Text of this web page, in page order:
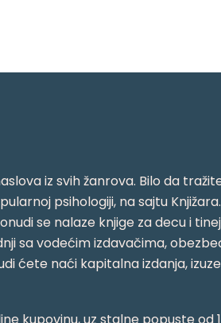
iz svih žanrova. Bilo da
psihologiji, na sajtu
se nalaze knjige za decu i
sa vodećim izdavačima,
ćete naći kapitalna izdanja,